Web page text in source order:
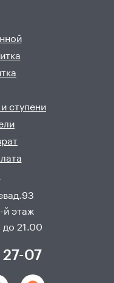
ступени
й этаж
до 21.00
27-07